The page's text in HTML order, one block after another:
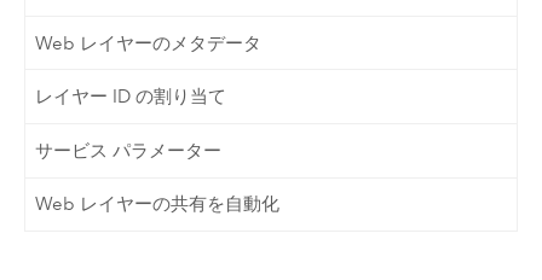
Web レイヤーのメタデータ
レイヤー ID の割り当て
サービス パラメーター
Web レイヤーの共有を自動化